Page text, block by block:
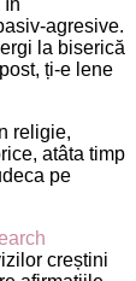
în
agresive.
la biserică
ți-e lene
religie,
atâta timp
pe
creștini